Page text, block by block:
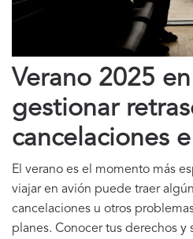
Verano 2025
gestionar
cancelaciones
El verano es el momento más
viajar en avión puede traer
cancelaciones u otros
planes. Conocer tus derechos y